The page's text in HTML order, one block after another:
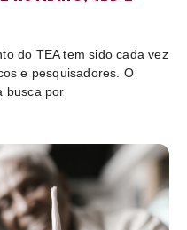
do TEA tem sido cada vez
e pesquisadores. O
busca por